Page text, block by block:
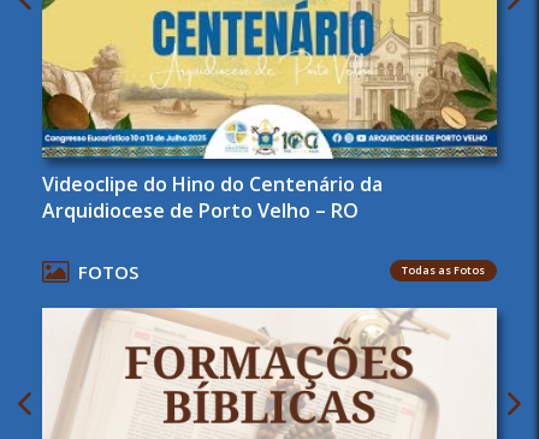
Videoclipe do Hino do Centenário da
Arquidiocese de Porto Velho – RO
FOTOS Todas as Fotos